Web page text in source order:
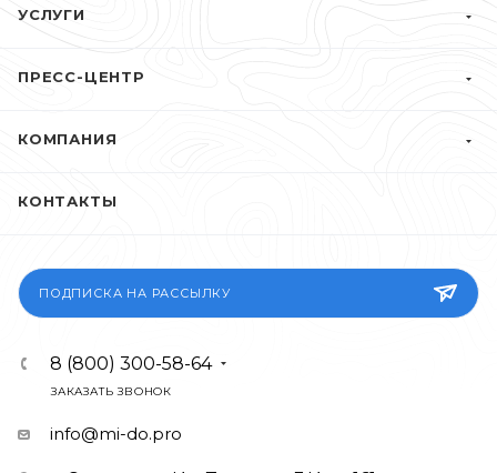
УСЛУГИ
ПРЕСС-ЦЕНТР
КОМПАНИЯ
КОНТАКТЫ
ПОДПИСКА НА РАССЫЛКУ
8 (800) 300-58-64
ЗАКАЗАТЬ ЗВОНОК
info@mi-do.pro